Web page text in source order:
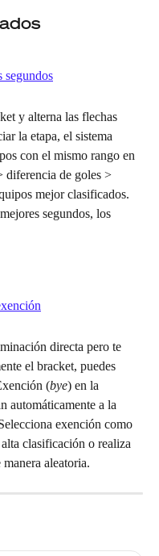
y alterna las flechas
la etapa, el sistema
con el mismo rango en
diferencia de goles >
mejor clasificados.
segundos, los
directa pero te
el bracket, puedes
(bye) en la
automáticamente a la
exención como
clasificación o realiza
aleatoria.